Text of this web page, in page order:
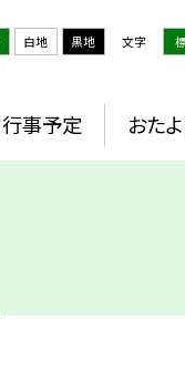
白地 黒地 文字
行事予定 おた